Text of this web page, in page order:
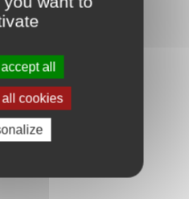
all
all cookies